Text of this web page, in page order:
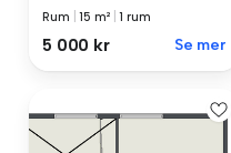
Rum |15 m² |1 rum
5 000 kr Se mer